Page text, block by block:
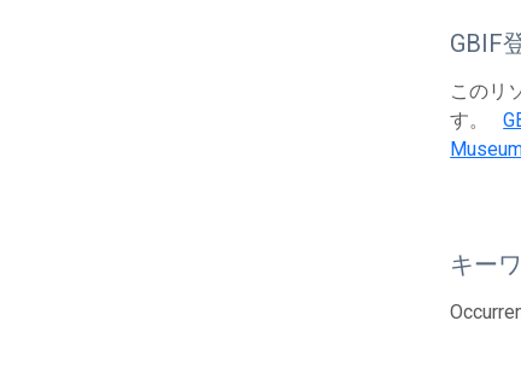
GBIF
このリ
す。
キー